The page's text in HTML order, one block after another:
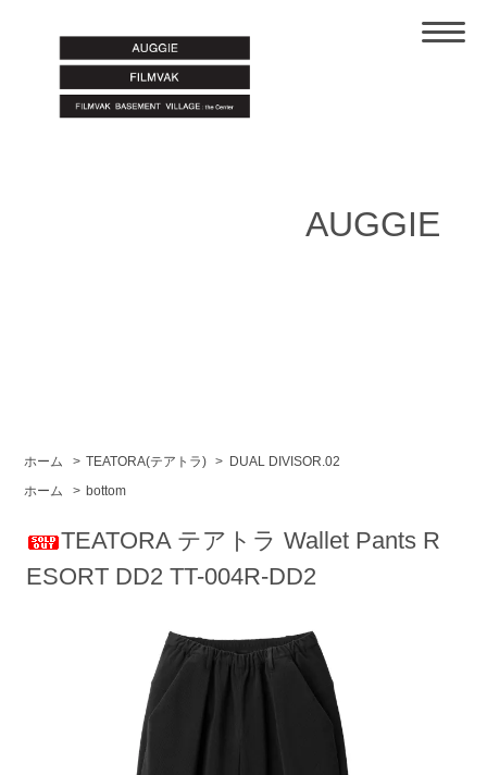
AUGGIE
ホーム > TEATORA(テアトラ) > DUAL DIVISOR.02
ホーム
> bottom
TEATORA テアトラ Wallet Pants R
ESORT DD2 TT-004R-DD2